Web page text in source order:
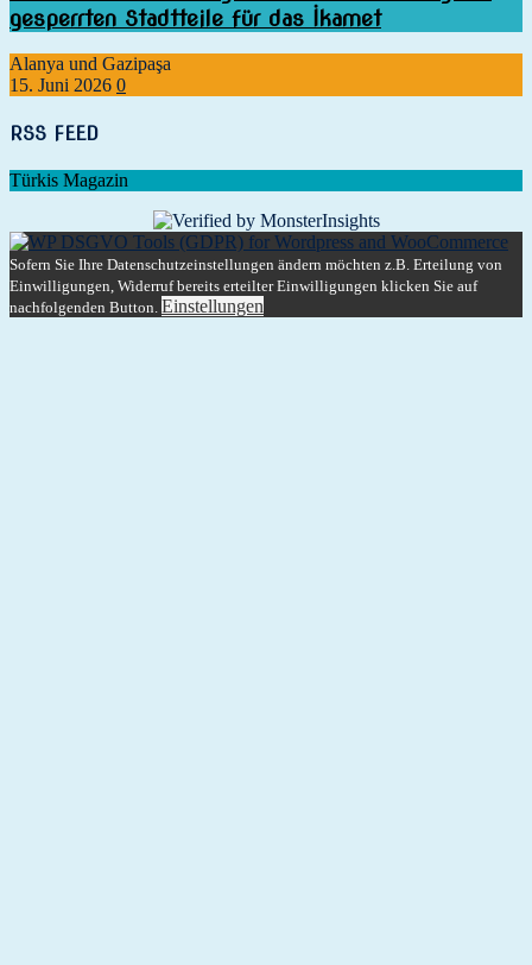
gesperrten Stadtteile für das İkamet
Alanya und Gazipaşa
15. Juni 2026 0
RSS FEED
Türkis Magazin
Sofern Sie Ihre Datenschutzeinstellungen ändern möchten z.B. Erteilung von
Einwilligungen, Widerruf bereits erteilter Einwilligungen klicken Sie auf
nachfolgenden Button. Einstellungen